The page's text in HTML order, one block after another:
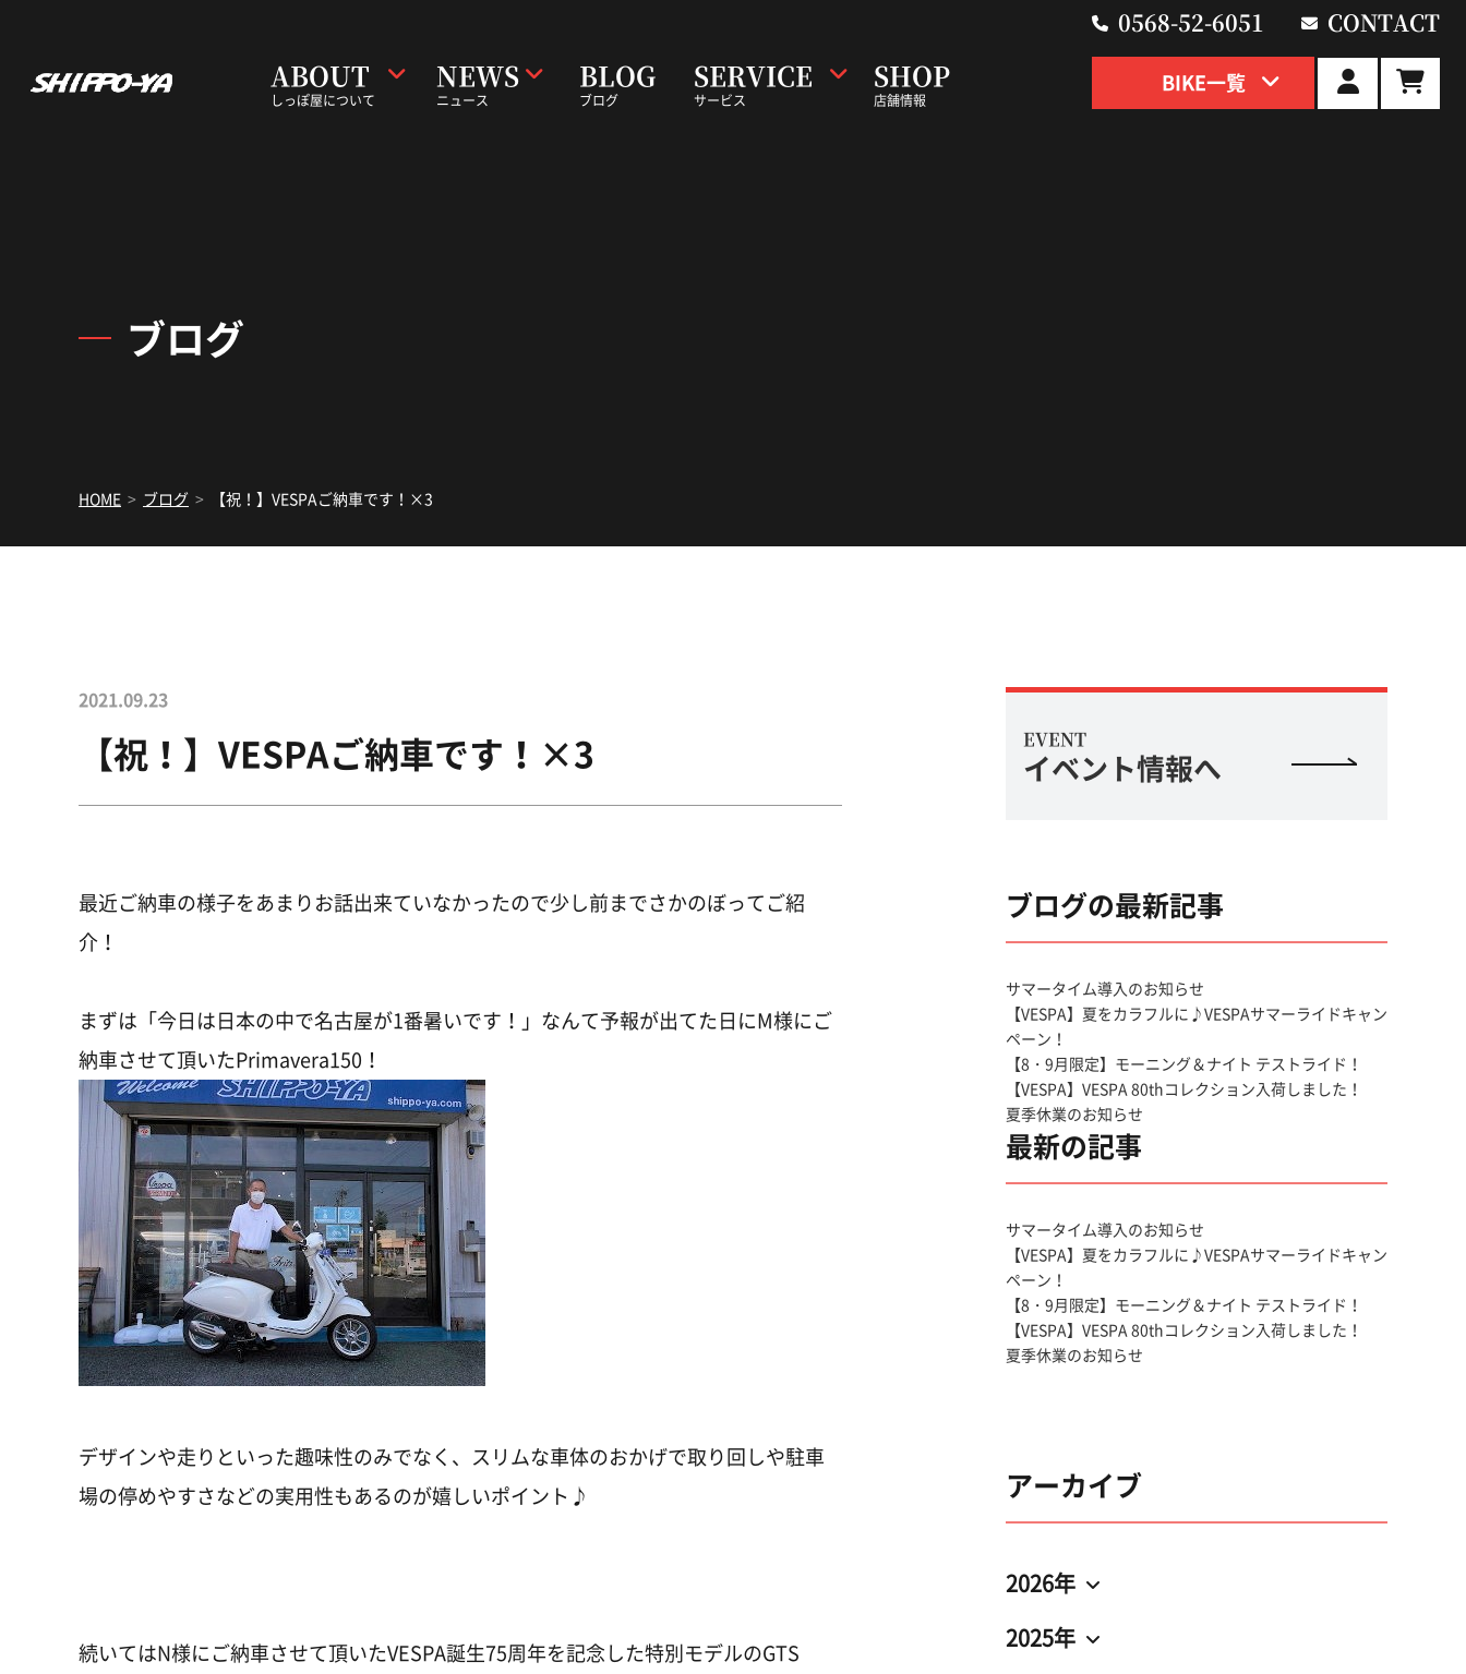
ABOUT
しっぽ屋について
NEWS
ニュース
BLOG
ブログ
SERVICE
サービス
SHOP
店舗情報
0568-52-6051 CONTACT
BIKE一覧
ブログ
HOME > ブログ > 【祝！】VESPAご納車です！×3
2021.09.23
【祝！】VESPAご納車です！×3
最近ご納車の様子をあまりお話出来ていなかったので少し前までさかのぼってご紹
介！
まずは「今日は日本の中で名古屋が1番暑いです！」なんて予報が出てた日にM様にご
納車させて頂いたPrimavera150！
デザインや走りといった趣味性のみでなく、スリムな車体のおかげで取り回しや駐車
場の停めやすさなどの実用性もあるのが嬉しいポイント♪
続いてはN様にご納車させて頂いたVESPA誕生75周年を記念した特別モデルのGTS
EVENT
イベント情報へ
ブログの最新記事
サマータイム導入のお知らせ
【VESPA】夏をカラフルに♪VESPAサマーライドキャン
ペーン！
【8・9月限定】モーニング＆ナイト テストライド！
【VESPA】VESPA 80thコレクション入荷しました！
夏季休業のお知らせ
最新の記事
サマータイム導入のお知らせ
【VESPA】夏をカラフルに♪VESPAサマーライドキャン
ペーン！
【8・9月限定】モーニング＆ナイト テストライド！
【VESPA】VESPA 80thコレクション入荷しました！
夏季休業のお知らせ
アーカイブ
2026年
2025年